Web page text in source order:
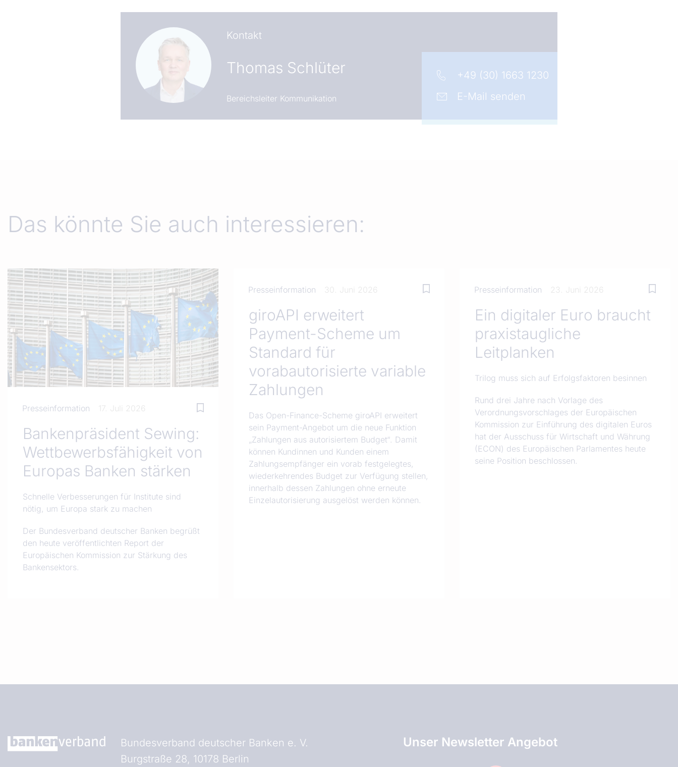
Kontakt
Thomas Schlüter
Bereichsleiter Kommunikation
+49 (30) 1663 1230
E-Mail senden
Das könnte Sie auch interessieren:
Presseinformation 17. Juli 2026
Bankenpräsident Sewing:
Wettbewerbsfähigkeit von
Europas Banken stärken
Schnelle Verbesserungen für Institute sind
nötig, um Europa stark zu machen
Der Bundesverband deutscher Banken begrüßt
den heute veröffentlichten Report der
Europäischen Kommission zur Stärkung des
Bankensektors.
Presseinformation 30. Juni 2026
giroAPI erweitert
Payment-Scheme um
Standard für
vorabautorisierte variable
Zahlungen
Das Open-Finance-Scheme giroAPI erweitert
sein Payment-Angebot um die neue Funktion
„Zahlungen aus autorisiertem Budget“. Damit
können Kundinnen und Kunden einem
Zahlungsempfänger ein vorab festgelegtes,
wiederkehrendes Budget zur Verfügung stellen,
innerhalb dessen Zahlungen ohne erneute
Einzelautorisierung ausgelöst werden können.
Presseinformation 23. Juni 2026
Ein digitaler Euro braucht
praxistaugliche
Leitplanken
Trilog muss sich auf Erfolgsfaktoren besinnen
Rund drei Jahre nach Vorlage des
Verordnungsvorschlages der Europäischen
Kommission zur Einführung des digitalen Euros
hat der Ausschuss für Wirtschaft und Währung
(ECON) des Europäischen Parlamentes heute
seine Position beschlossen.
Bundesverband deutscher Banken e. V.
Burgstraße 28, 10178 Berlin
Unser Newsletter Angebot